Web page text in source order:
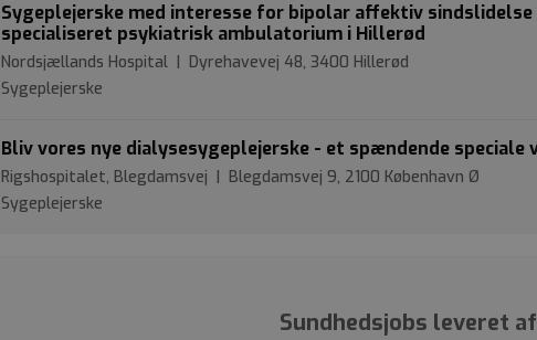
Sygeplejerske med interesse for bipolar affektiv
specialiseret psykiatrisk ambulatorium i Hillerød
Nordsjællands Hospital | Dyrehavevej 48, 3400 Hillerød
Sygeplejerske
Bliv vores nye dialysesygeplejerske - et spændende speciale
Rigshospitalet, Blegdamsvej | Blegdamsvej 9, 2100 København Ø
Sygeplejerske
Sundhedsjobs leveret